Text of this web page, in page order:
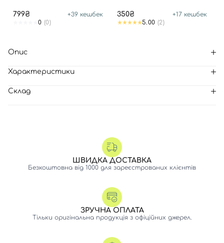
799₴ +39 кешбек
0 (0)
350₴ +17 кешбек
5.00 (2)
Опис
Характеристики
Склад
ШВИДКА ДОСТАВКА
Безкоштовна від 1000 для зареєстрованих клієнтів
ЗРУЧНА ОПЛАТА
Тільки оригінальна продукція з офіційних джерел.